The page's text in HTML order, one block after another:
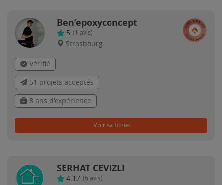
Ben’epoxyconcept
5 (1 avis)
Strasbourg
Vérifié
51 projets acceptés
8 ans d'expérience
Voir sa fiche
SERHAT CEVIZLI
4.17 (6 avis)